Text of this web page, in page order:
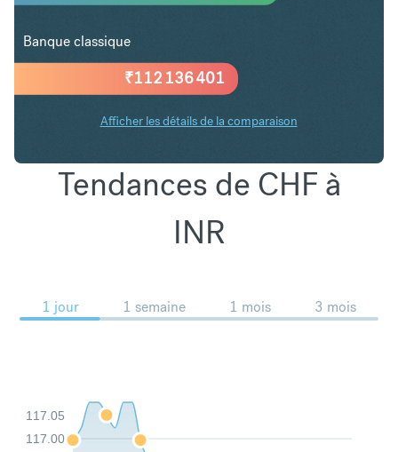
₹112 136 401
Banque classique
Afficher les détails de la comparaison
Tendances de CHF à
INR
1 jour 1 semaine 1 mois 3 mois
117.00
117.05